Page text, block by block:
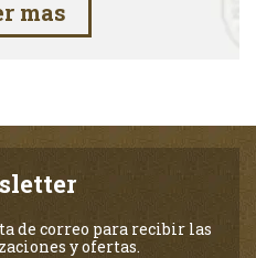
mas
de correo para recibir las
y ofertas.